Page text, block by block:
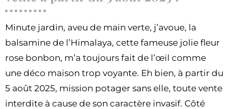
Minute jardin, aveu de main verte, j’avoue, la
balsamine de l’Himalaya, cette fameuse jolie fleur
rose bonbon, m’a toujours fait de l’œil comme
une déco maison trop voyante. Eh bien, à partir du
5 août 2025, mission potager sans elle, toute vente
interdite à cause de son caractère invasif. Côté